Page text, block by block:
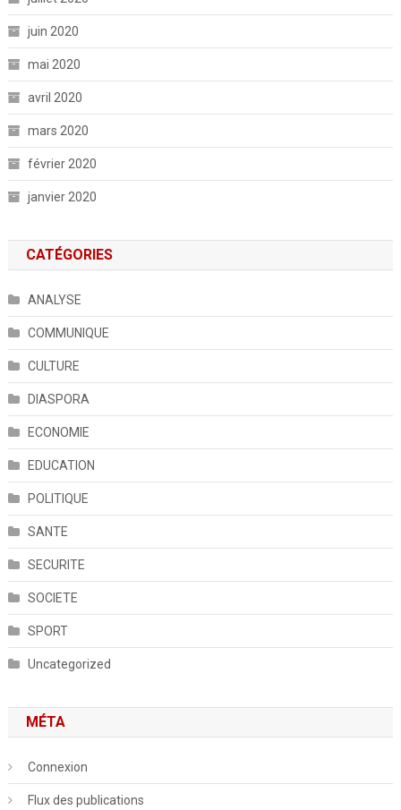
juin 2020
mai 2020
avril 2020
mars 2020
février 2020
janvier 2020
CATÉGORIES
ANALYSE
COMMUNIQUE
CULTURE
DIASPORA
ECONOMIE
EDUCATION
POLITIQUE
SANTE
SECURITE
SOCIETE
SPORT
Uncategorized
MÉTA
Connexion
Flux des publications